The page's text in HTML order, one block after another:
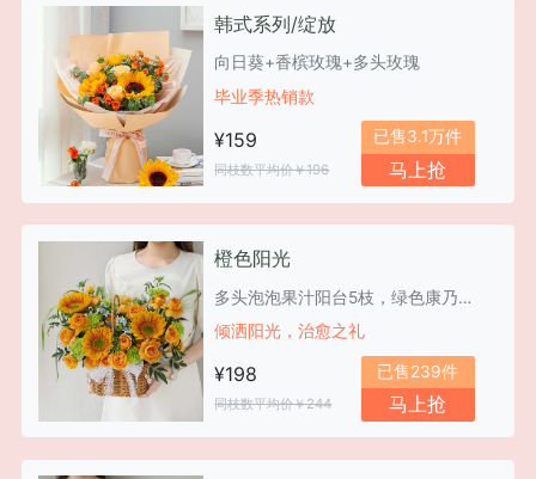
韩式系列/绽放
向日葵+香槟玫瑰+多头玫瑰
毕业季热销款
¥159
同枝数平均价￥196
已售3.1万件
马上抢
橙色阳光
多头泡泡果汁阳台5枝，绿色康乃馨8枝，绿心向日葵4枝
倾洒阳光，治愈之礼
¥198
同枝数平均价￥244
已售239件
马上抢